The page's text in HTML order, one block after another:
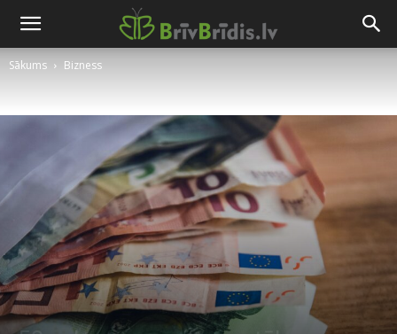
Sākums Bizness